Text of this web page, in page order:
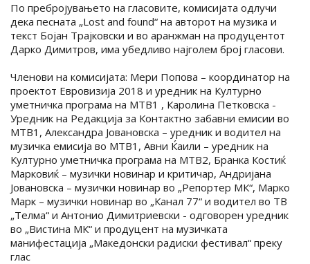
По пребројувањето на гласовите, комисијата одлучи
дека песната „Lost and found“ на авторот на музика и
текст Бојан Трајковски и во аранжман на продуцентот
Дарко Димитров, има убедливо најголем број гласови.
Членови на комисијата: Мери Попова – координатор на
проектот Евровизија 2018 и уредник на Културно
уметничка програма на МТВ1 , Каролина Петковска -
Уредник на Редакција за Контактно забавни емисии во
МТВ1, Александра Јовановска – уредник и водител на
музичка емисија во МТВ1, Авни Ќаили – уредник на
Културно уметничка програма на МТВ2, Бранка Костиќ
Марковиќ – музички новинар и критичар, Андријана
Јовановска – музички новинар во „Репортер МК“, Марко
Марк – музички новинар во „Канал 77“ и водител во ТВ
„Телма“ и Антонио Димитриевски - одговорен уредник
во „Вистина МК“ и продуцент на музичката
манифестација „Македонски радиски фестивал“ преку
глас